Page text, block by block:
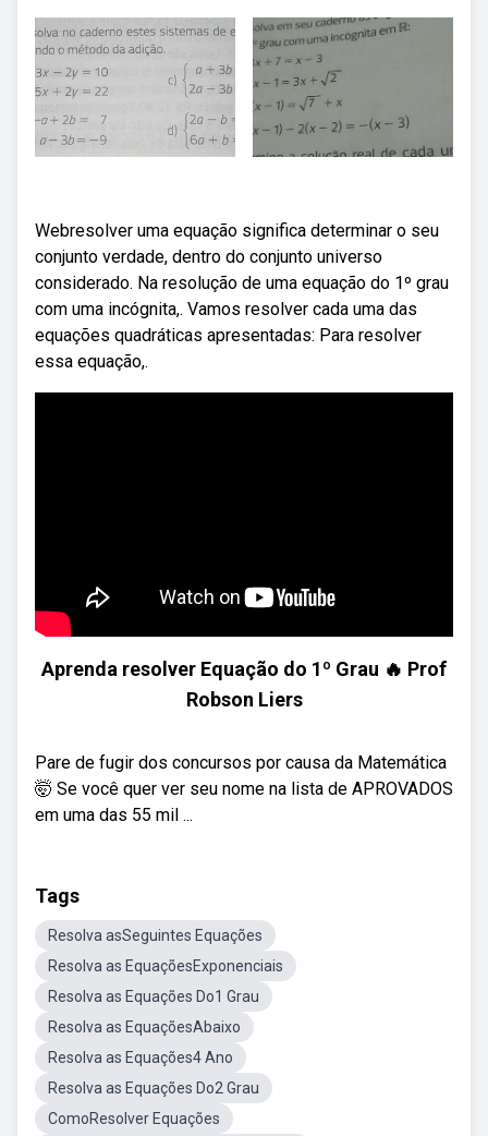
Webresolver uma equação significa determinar o seu
conjunto verdade, dentro do conjunto universo
considerado. Na resolução de uma equação do 1º grau
com uma incógnita,. Vamos resolver cada uma das
equações quadráticas apresentadas: Para resolver
essa equação,.
Aprenda resolver Equação do 1º Grau 🔥 Prof
Robson Liers
Pare de fugir dos concursos por causa da Matemática
🤯 Se você quer ver seu nome na lista de APROVADOS
em uma das 55 mil ...
Tags
Resolva asSeguintes Equações
Resolva as EquaçõesExponenciais
Resolva as Equações Do1 Grau
Resolva as EquaçõesAbaixo
Resolva as Equações4 Ano
Resolva as Equações Do2 Grau
ComoResolver Equações